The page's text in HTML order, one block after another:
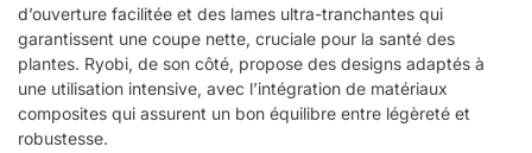
d’ouverture facilitée et des lames ultra-tranchantes qui
garantissent une coupe nette, cruciale pour la santé des
plantes. Ryobi, de son côté, propose des designs adaptés à
une utilisation intensive, avec l’intégration de matériaux
composites qui assurent un bon équilibre entre légèreté et
robustesse.